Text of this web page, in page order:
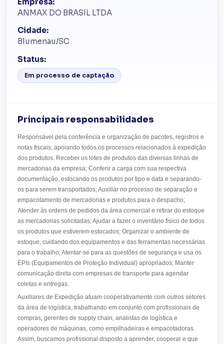
ANMAX DO BRASIL LTDA
Cidade:
Blumenau/SC
Status:
Em processo de captação
Principais responsabilidades
Responsável pela conferência e organização de pacotes, registros e
notas fiscais, apoiando todos os processos relacionados à expedição
dos produtos. Receber os lotes de produtos das diversas linhas de
mercadorias da empresa; Conferir a carga com sua respectiva
documentação, estocando os produtos por tipo e data e separando-
os para serem transportados; Auxiliar no processo de separação e
empacotamento de mercadorias e produtos para o despacho;
Atender às ordens de pedidos da área comercial e retirar do estoque
as mercadorias solicitadas; Ajudar a fazer o inventário físico de todos
os produtos que estiverem estocados; Organizar o ambiente de
estoque, cuidando dos equipamentos e das ferramentas necessárias
para o trabalho; Atentar-se para as questões de segurança e usa os
EPIs (Equipamentos de Proteção Individual) apropriados; Manter
comunicação direta com empresas de transporte para agendar
coletas e entregas.
Auxiliares de Expedição atuam cooperativamente com outros setores
da área de logística, trabalhando em conjunto com profissionais de
compras, gerentes de supply chain, analistas de logística e
operadores de máquinas, como empilhadeiras e empacotadoras.
Assim, buscamos profissional disposto a aprender, cooperar e que